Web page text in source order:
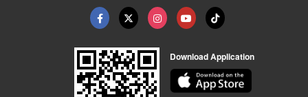
Download Application